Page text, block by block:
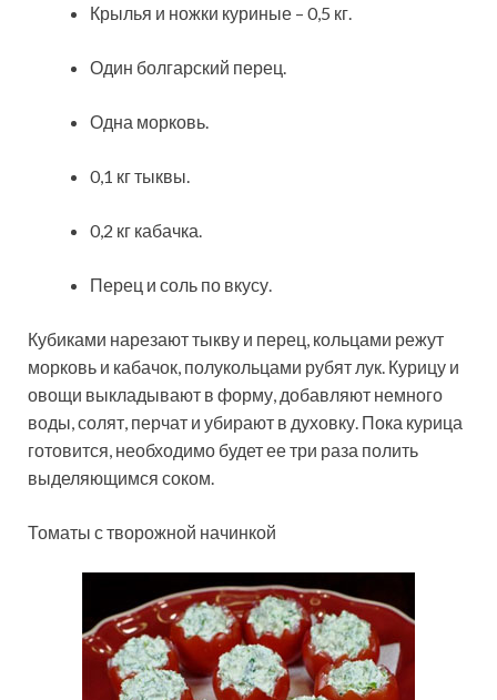
Крылья и ножки куриные – 0,5 кг.
Один болгарский перец.
Одна морковь.
0,1 кг тыквы.
0,2 кг кабачка.
Перец и соль по вкусу.
Кубиками нарезают тыкву и перец, кольцами режут
морковь и кабачок, полукольцами рубят лук. Курицу и
овощи выкладывают в форму, добавляют немного
воды, солят, перчат и убирают в духовку. Пока курица
готовится, необходимо будет ее три раза полить
выделяющимся соком.
Томаты с творожной начинкой